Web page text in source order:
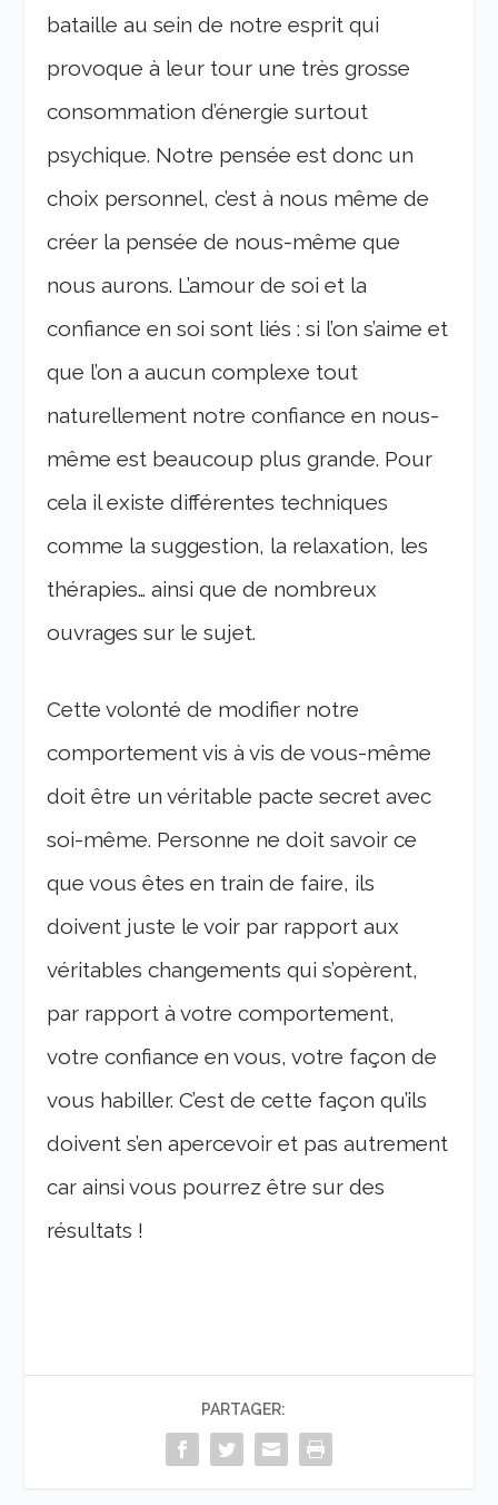
bataille au sein de notre esprit qui
provoque à leur tour une très grosse
consommation d’énergie surtout
psychique. Notre pensée est donc un
choix personnel, c’est à nous même de
créer la pensée de nous-même que
nous aurons. L’amour de soi et la
confiance en soi sont liés : si l’on s’aime et
que l’on a aucun complexe tout
naturellement notre confiance en nous-
même est beaucoup plus grande. Pour
cela il existe différentes techniques
comme la suggestion, la relaxation, les
thérapies… ainsi que de nombreux
ouvrages sur le sujet.
Cette volonté de modifier notre
comportement vis à vis de vous-même
doit être un véritable pacte secret avec
soi-même. Personne ne doit savoir ce
que vous êtes en train de faire, ils
doivent juste le voir par rapport aux
véritables changements qui s’opèrent,
par rapport à votre comportement,
votre confiance en vous, votre façon de
vous habiller. C’est de cette façon qu’ils
doivent s’en apercevoir et pas autrement
car ainsi vous pourrez être sur des
résultats !
PARTAGER: